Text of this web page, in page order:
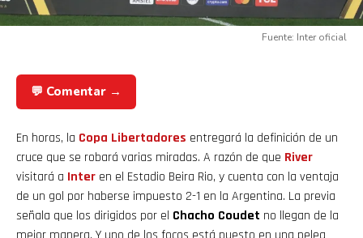
Fuente: Inter oficial
💬 Comentar →
En horas, la Copa Libertadores entregará la definición de un
cruce que se robará varias miradas. A razón de que River
visitará a Inter en el Estadio Beira Rio, y cuenta con la ventaja
de un gol por haberse impuesto 2-1 en la Argentina. La previa
señala que los dirigidos por el Chacho Coudet no llegan de la